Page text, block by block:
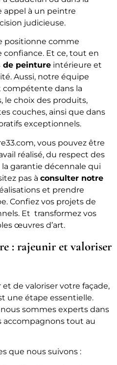
appel à un peintre
judicieuse.
positionne comme
confiance. Et ce, tout en
de peinture intérieure et
Aussi, notre équipe
compétente dans la
le choix des produits,
couches, ainsi que dans
exceptionnels.
vous pouvez être
réalisé, du respect des
garantie décennale qui
pas à consulter notre
et prendre
Confiez vos projets de
Et transformez vos
œuvres d’art.
: rajeunir et valoriser
et de valoriser votre façade,
une étape essentielle.
sommes experts dans
accompagnons tout au
que nous suivons :